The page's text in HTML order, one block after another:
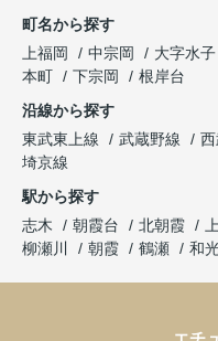
町名から探す
上福岡
中宗岡 大字水子
本町
下宗岡
根岸台
沿線から探す
東武東上線
武蔵野線
埼京線
駅から探す
志木
朝霞台 北朝霞
柳瀬川
朝霞 鶴瀬 和